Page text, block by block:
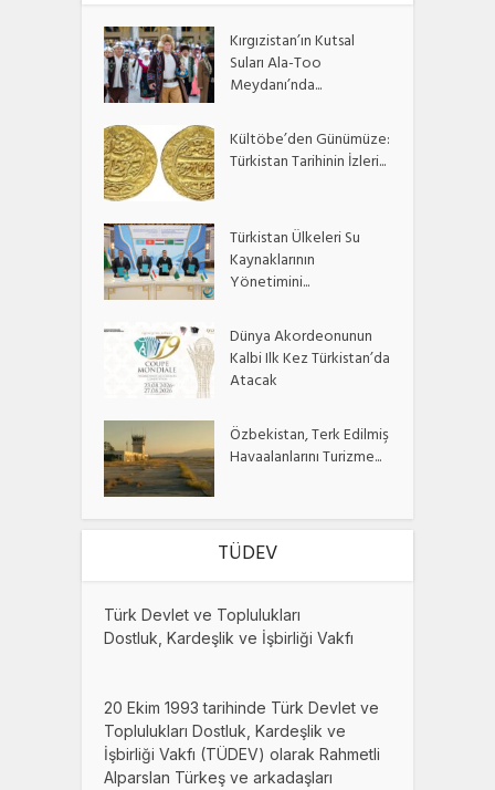
Kırgızistan’ın Kutsal
Suları Ala-Too
Meydanı’nda...
Kültöbe’den Günümüze:
Türkistan Tarihinin İzleri...
Türkistan Ülkeleri Su
Kaynaklarının
Yönetimini...
Dünya Akordeonunun
Kalbi Ilk Kez Türkistan’da
Atacak
Özbekistan, Terk Edilmiş
Havaalanlarını Turizme...
TÜDEV
Türk Devlet ve Toplulukları
Dostluk, Kardeşlik ve İşbirliği Vakfı
20 Ekim 1993 tarihinde Türk Devlet ve
Toplulukları Dostluk, Kardeşlik ve
İşbirliği Vakfı (TÜDEV) olarak Rahmetli
Alparslan Türkeş ve arkadaşları